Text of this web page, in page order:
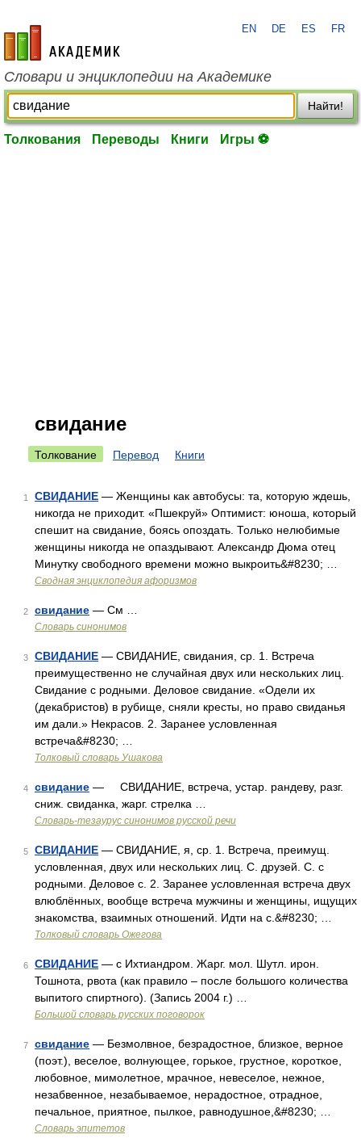
academic.ru
EN DE ES FR
Словари и энциклопедии на Академике
Найти!
Толкования Переводы Книги Игры ⚽
свидание
Толкование Перевод Книги
1 СВИДАНИЕ — Женщины как автобусы: та, которую ждешь,
никогда не приходит. «Пшекруй» Оптимист: юноша, который
спешит на свидание, боясь опоздать. Только нелюбимые
женщины никогда не опаздывают. Александр Дюма отец
Минутку свободного времени можно выкроить&#8230; …
Сводная энциклопедия афоризмов
2 свидание — См …
Словарь синонимов
3 СВИДАНИЕ — СВИДАНИЕ, свидания, ср. 1. Встреча
преимущественно не случайная двух или нескольких лиц.
Свидание с родными. Деловое свидание. «Одели их
(декабристов) в рубище, сняли кресты, но право свиданья
им дали.» Некрасов. 2. Заранее условленная
встреча&#8230; …
Толковый словарь Ушакова
4 свидание — СВИДАНИЕ, встреча, устар. рандеву, разг.
сниж. свиданка, жарг. стрелка …
Словарь-тезаурус синонимов русской речи
5 СВИДАНИЕ — СВИДАНИЕ, я, ср. 1. Встреча, преимущ.
условленная, двух или нескольких лиц. С. друзей. С. с
родными. Деловое с. 2. Заранее условленная встреча двух
влюблённых, вообще встреча мужчины и женщины, ищущих
знакомства, взаимных отношений. Идти на с.&#8230; …
Толковый словарь Ожегова
6 СВИДАНИЕ — с Ихтиандром. Жарг. мол. Шутл. ирон.
Тошнота, рвота (как правило – после большого количества
выпитого спиртного). (Запись 2004 г.) …
Большой словарь русских поговорок
7 свидание — Безмолвное, безрадостное, близкое, верное
(поэт.), веселое, волнующее, горькое, грустное, короткое,
любовное, мимолетное, мрачное, невеселое, нежное,
незабвенное, незабываемое, нерадостное, отрадное,
печальное, приятное, пылкое, равнодушное,&#8230; …
Словарь эпитетов